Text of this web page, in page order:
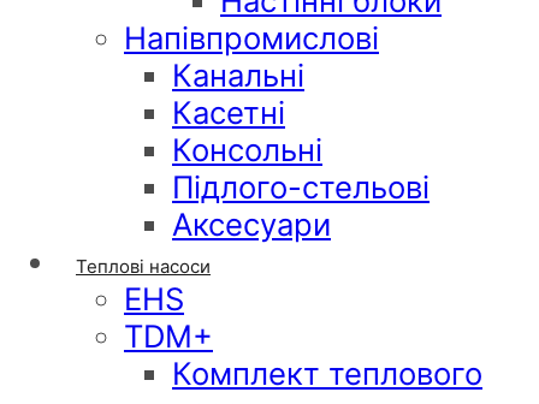
Напівпромислові
Канальні
Касетні
Консольні
Підлого-стельові
Аксесуари
Теплові насоси
EHS
TDM+
Комплект теплового